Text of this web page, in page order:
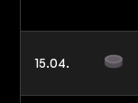
15.04.